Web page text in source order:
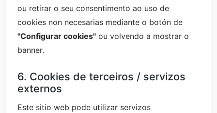
ou retirar o seu consentimento ao uso de
cookies non necesarias mediante o botón de
"Configurar cookies" ou volvendo a mostrar o
banner.
6. Cookies de terceiros / servizos
externos
Este sitio web pode utilizar servizos